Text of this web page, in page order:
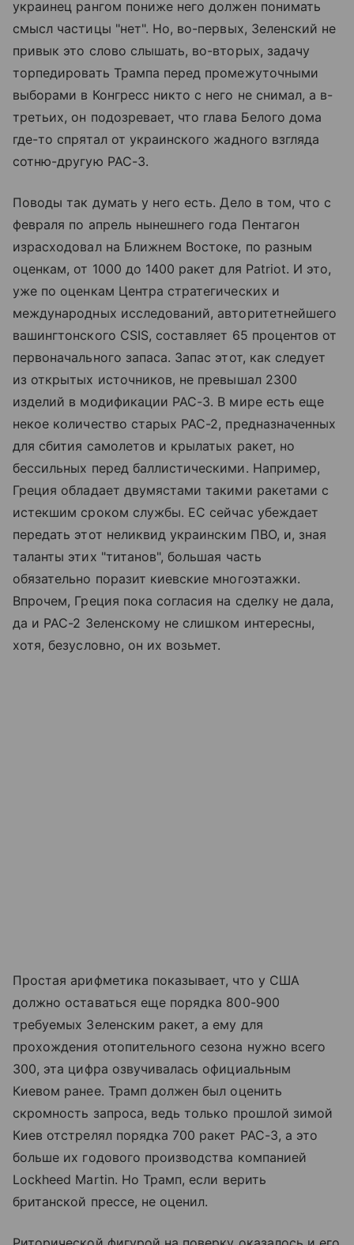
украинец рангом пониже него должен понимать
смысл частицы "нет". Но, во-первых, Зеленский не
привык это слово слышать, во-вторых, задачу
торпедировать Трампа перед промежуточными
выборами в Конгресс никто с него не снимал, а в-
третьих, он подозревает, что глава Белого дома
где-то спрятал от украинского жадного взгляда
сотню-другую PAC-3.
Поводы так думать у него есть. Дело в том, что с
февраля по апрель нынешнего года Пентагон
израсходовал на Ближнем Востоке, по разным
оценкам, от 1000 до 1400 ракет для Patriot. И это,
уже по оценкам Центра стратегических и
международных исследований, авторитетнейшего
вашингтонского CSIS, составляет 65 процентов от
первоначального запаса. Запас этот, как следует
из открытых источников, не превышал 2300
изделий в модификации PAC-3. В мире есть еще
некое количество старых PAC-2, предназначенных
для сбития самолетов и крылатых ракет, но
бессильных перед баллистическими. Например,
Греция обладает двумястами такими ракетами с
истекшим сроком службы. ЕС сейчас убеждает
передать этот неликвид украинским ПВО, и, зная
таланты этих "титанов", большая часть
обязательно поразит киевские многоэтажки.
Впрочем, Греция пока согласия на сделку не дала,
да и PAC-2 Зеленскому не слишком интересны,
хотя, безусловно, он их возьмет.
Простая арифметика показывает, что у США
должно оставаться еще порядка 800-900
требуемых Зеленским ракет, а ему для
прохождения отопительного сезона нужно всего
300, эта цифра озвучивалась официальным
Киевом ранее. Трамп должен был оценить
скромность запроса, ведь только прошлой зимой
Киев отстрелял порядка 700 ракет PAC-3, а это
больше их годового производства компанией
Lockheed Martin. Но Трамп, если верить
британской прессе, не оценил.